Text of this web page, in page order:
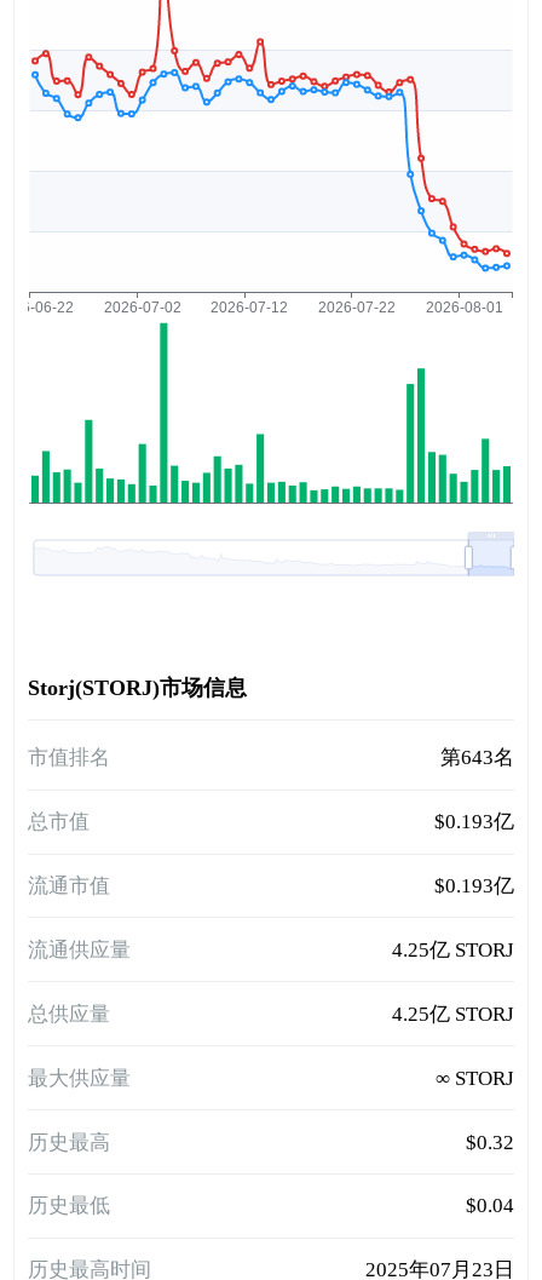
Storj(STORJ)市场信息
市值排名 第643名
总市值 $0.193亿
流通市值 $0.193亿
流通供应量 4.25亿 STORJ
总供应量 4.25亿 STORJ
最大供应量 ∞ STORJ
历史最高 $0.32
历史最低 $0.04
历史最高时间 2025年07月23日